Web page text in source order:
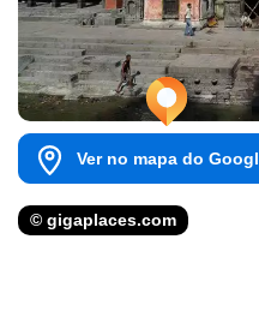
Ver no mapa do
© gigaplaces.com